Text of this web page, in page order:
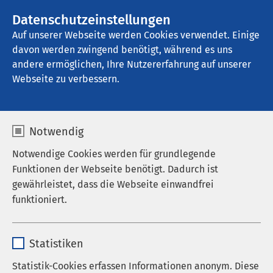
Datenschutzeinstellungen
Auf unserer Webseite werden Cookies verwendet. Einige
davon werden zwingend benötigt, während es uns
andere ermöglichen, Ihre Nutzererfahrung auf unserer
Webseite zu verbessern.
Notwendig
Notwendige Cookies werden für grundlegende
Funktionen der Webseite benötigt. Dadurch ist
gewährleistet, dass die Webseite einwandfrei
funktioniert.
Anbieter sgalinski
Statistiken
Statistik-Cookies erfassen Informationen anonym. Diese
AMEOS Klinikum St. Clemens Oberhausen
Aktuelle
Besuchsregelung
Sehr geehrte Angehörige, Verwandte und
Bezugspersonen,
wir heißen Sie in unseren Einrichtungen herzlich
willkommen: